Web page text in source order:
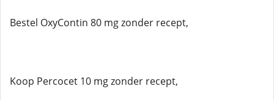
Bestel OxyContin 80 mg zonder recept,
Koop Percocet 10 mg zonder recept,